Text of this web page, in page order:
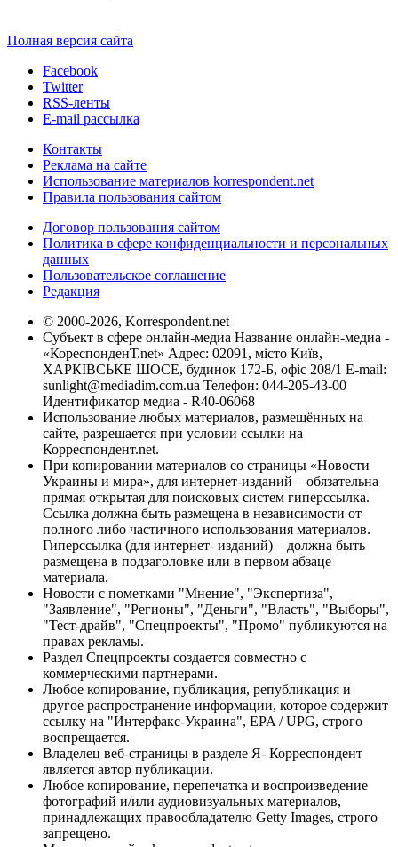
Полная версия сайта
Facebook
Twitter
RSS-ленты
E-mail рассылка
Контакты
Реклама на сайте
Использование материалов korrespondent.net
Правила пользования сайтом
Договор пользования сайтом
Политика в сфере конфиденциальности и персональных
данных
Пользовательское соглашение
Редакция
© 2000-2026, Korrespondent.net
Субъект в сфере онлайн-медиа Название онлайн-медиа -
«КореспонденТ.net» Адрес: 02091, місто Київ,
ХАРКІВСЬКЕ ШОСЕ, будинок 172-Б, офіс 208/1 E-mail:
sunlight@mediadim.com.ua Телефон: 044-205-43-00
Идентификатор медиа - R40-06068
Использование любых материалов, размещённых на
сайте, разрешается при условии ссылки на
Корреспондент.net.
При копировании материалов со страницы «Новости
Украины и мира», для интернет-изданий – обязательна
прямая открытая для поисковых систем гиперссылка.
Ссылка должна быть размещена в независимости от
полного либо частичного использования материалов.
Гиперссылка (для интернет- изданий) – должна быть
размещена в подзаголовке или в первом абзаце
материала.
Новости с пометками "Мнение", "Экспертиза",
"Заявление", "Регионы", "Деньги", "Власть", "Выборы",
"Тест-драйв", "Спецпроекты", "Промо" публикуются на
правах рекламы.
Раздел Спецпроекты создается совместно с
коммерческими партнерами.
Любое копирование, публикация, републикация и
другое распространение информации, которое содержит
ссылку на "Интерфакс-Украина", EPA / UPG, строго
воспрещается.
Владелец веб-страницы в разделе Я- Корреспондент
является автор публикации.
Любое копирование, перепечатка и воспроизведение
фотографий и/или аудиовизуальных материалов,
принадлежащих правообладателю Getty Images, строго
запрещено.